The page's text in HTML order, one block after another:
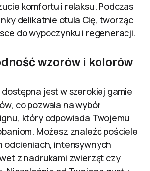
komfortu i relaksu. Podczas
delikatnie otula Cię, tworząc
do wypoczynku i regeneracji.
wzorów i kolorów
dostępna jest w szerokiej gamie
co pozwala na wybór
który odpowiada Twojemu
Możesz znaleźć pościele
odcieniach, intensywnych
z nadrukami zwierząt czy